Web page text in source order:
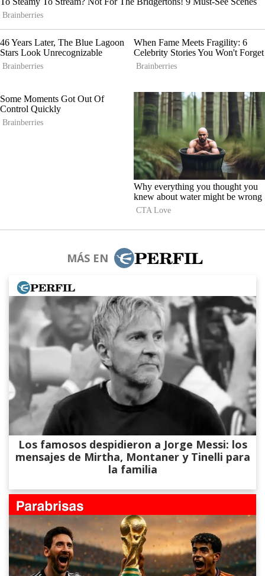
MÁS EN
Los famosos despidieron a Jorge Messi: los
mensajes de Mirtha, Montaner y Tinelli para
la familia